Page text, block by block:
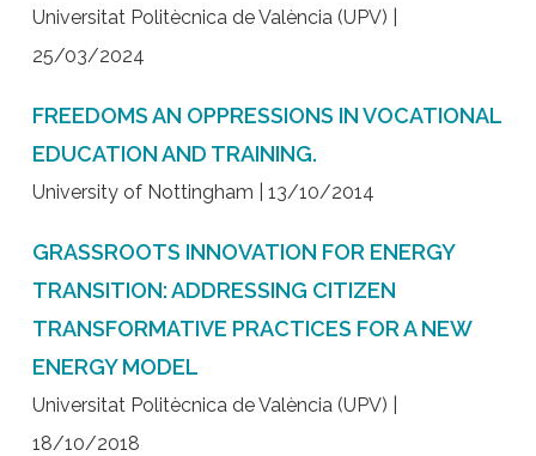
Universitat Politècnica de València (UPV) |
25/03/2024
FREEDOMS AN OPPRESSIONS IN VOCATIONAL
EDUCATION AND TRAINING.
University of Nottingham | 13/10/2014
GRASSROOTS INNOVATION FOR ENERGY
TRANSITION: ADDRESSING CITIZEN
TRANSFORMATIVE PRACTICES FOR A NEW
ENERGY MODEL
Universitat Politècnica de València (UPV) |
18/10/2018